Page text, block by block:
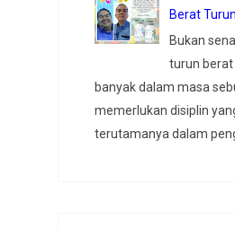
Berat
Bukan
turun berat
banyak dalam masa
memerlukan disiplin
terutamanya dalam